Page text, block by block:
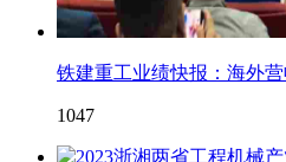
铁建重工业绩快报：海外
1047